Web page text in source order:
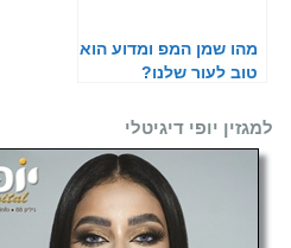
מהו שמן המפ ומדוע הוא
טוב לעור שלנו?
למגזין יופי דיגיטלי